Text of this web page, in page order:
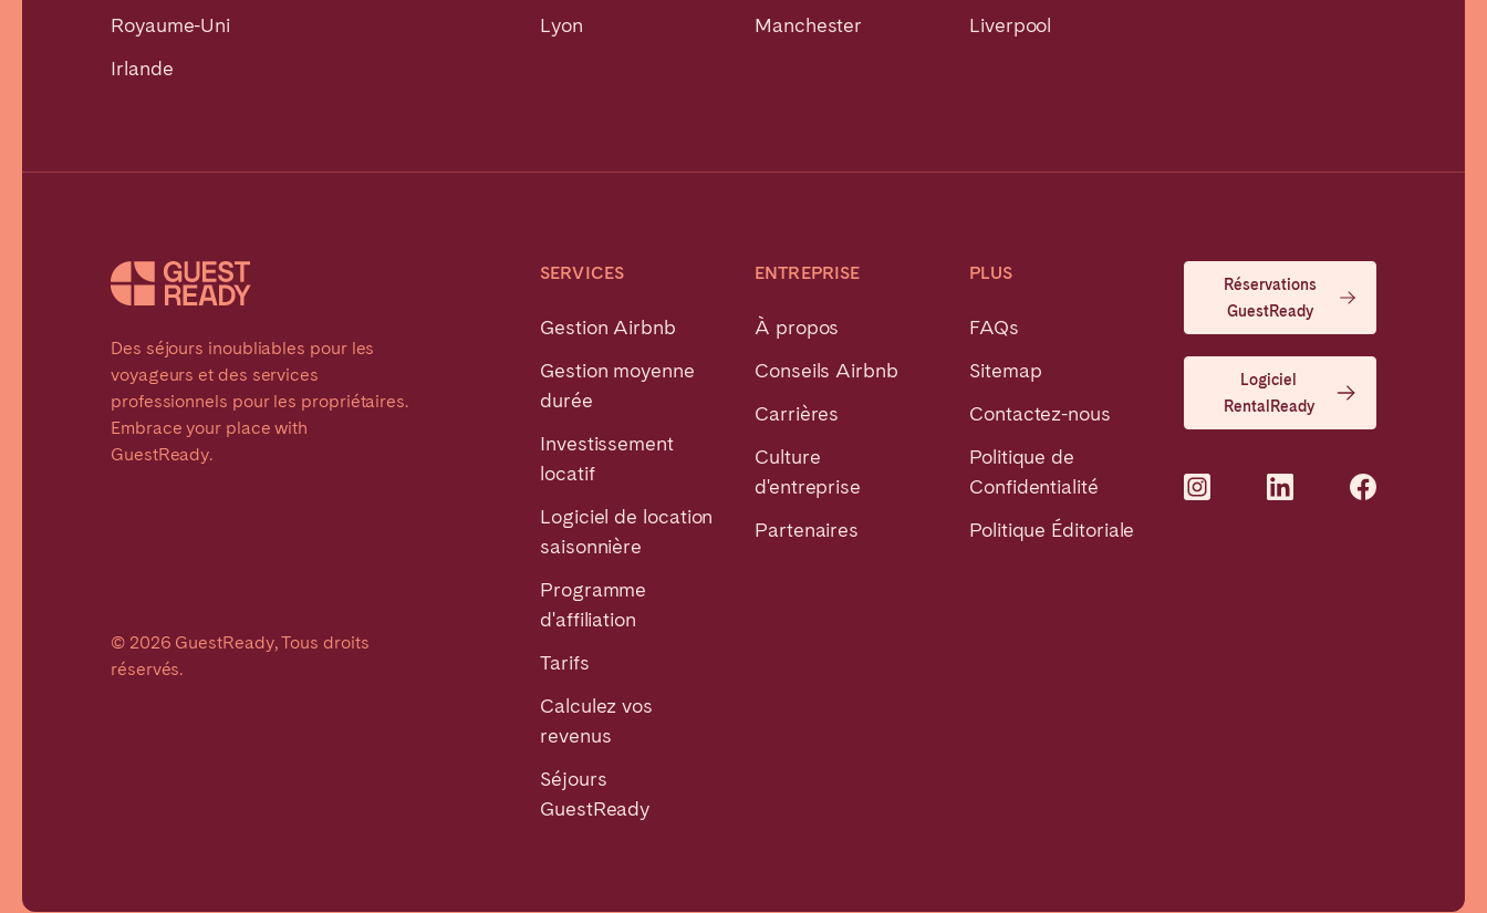
Royaume-Uni
Irlande
Lyon
Manchester Liverpool
Des séjours inoubliables pour les
voyageurs et des services
professionnels pour les propriétaires.
Embrace your place with
GuestReady.
© 2026 GuestReady, Tous droits
réservés.
SERVICES
Gestion Airbnb
Gestion moyenne
durée
Investissement
locatif
Logiciel de location
saisonnière
Programme
d'affiliation
Tarifs
Calculez vos
revenus
Séjours
GuestReady
ENTREPRISE
À propos
Conseils Airbnb
Carrières
Culture
d'entreprise
Partenaires
PLUS
FAQs
Sitemap
Contactez-nous
Politique de
Confidentialité
Politique Éditoriale
Réservations
GuestReady
Logiciel
RentalReady